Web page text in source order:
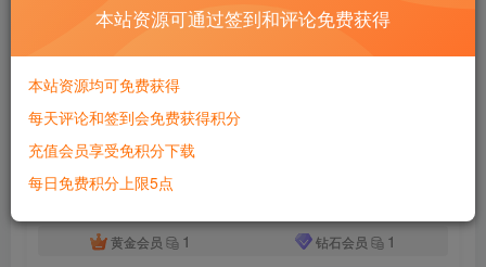
六九网单
2个月前更新
关注
2 9046 650
此内容为付费资源，请付费后查看
黄金会员
1 钻石会员 1
付费资源
本站资源可通过签到和评论免费获得
本站资源均可免费获得
每天评论和签到会免费获得积分
充值会员享受免积分下载
每日免费积分上限5点